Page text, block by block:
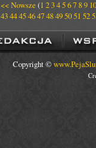
<< Nowsze (1 23456789 10
434445464748495051 52
Copyright ©